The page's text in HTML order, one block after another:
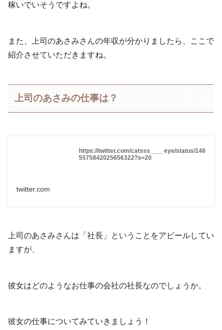
稼いでいそうですよね。
また、上司のあさみさんの年収が分かりましたら、ここで
紹介させていただきますね。
上司のあさみの仕事は？
https://twitter.com/catsss____eye/status/146
5575842025656322?s=20
twitter.com
上司のあさみさんは「社長」ということをアピールしてい
ますが、
彼女はどのようなお仕事の会社の社長なのでしょうか。
彼女の仕事についてみていきましょう！